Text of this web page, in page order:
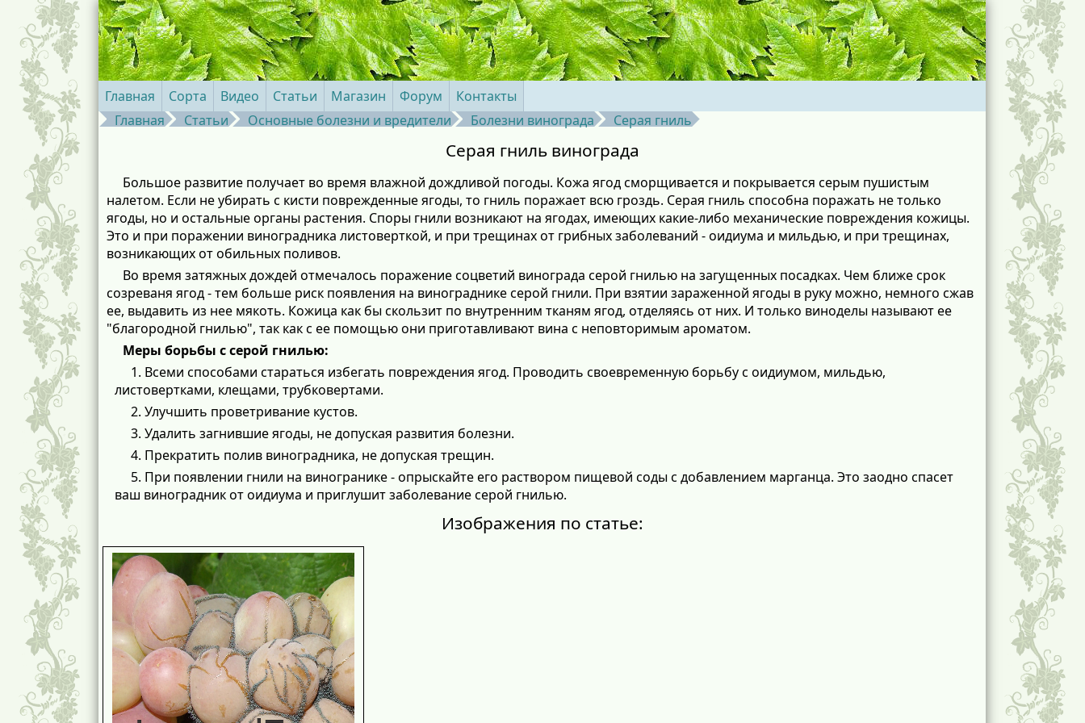
Главная Сорта Видео Статьи Магазин Форум
Контакты
Главная
Статьи Основные болезни и вредители Болезни винограда Серая гниль
Серая гниль винограда
Большое развитие получает во время влажной дождливой погоды. Кожа ягод сморщивается и покрывается серым пушистым
налетом. Если не убирать с кисти поврежденные ягоды, то гниль поражает всю гроздь. Серая гниль способна поражать не только
ягоды, но и остальные органы растения. Споры гнили возникают на ягодах, имеющих какие-либо механические повреждения кожицы.
Это и при поражении виноградника листоверткой, и при трещинах от грибных заболеваний - оидиума и мильдью, и при трещинах,
возникающих от обильных поливов.
Во время затяжных дождей отмечалось поражение соцветий винограда серой гнилью на загущенных посадках. Чем ближе срок
созреваня ягод - тем больше риск появления на винограднике серой гнили. При взятии зараженной ягоды в руку можно, немного сжав
ее, выдавить из нее мякоть. Кожица как бы скользит по внутренним тканям ягод, отделяясь от них. И только виноделы называют ее
"благородной гнилью", так как с ее помощью они приготавливают вина с неповторимым ароматом.
Меры борьбы с серой гнилью:
1. Всеми способами стараться избегать повреждения ягод. Проводить своевременную борьбу с оидиумом, мильдью,
листовертками, клещами, трубковертами.
2. Улучшить проветривание кустов.
3. Удалить загнившие ягоды, не допуская развития болезни.
4. Прекратить полив виноградника, не допуская трещин.
5. При появлении гнили на виногранике - опрыскайте его раствором пищевой соды с добавлением марганца. Это заодно спасет
ваш виноградник от оидиума и приглушит заболевание серой гнилью.
Изображения по статье: